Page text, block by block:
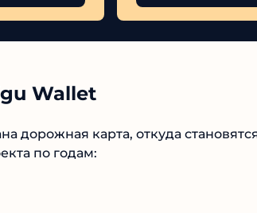
Wallet
дорожная карта, откуда становятся
по годам: